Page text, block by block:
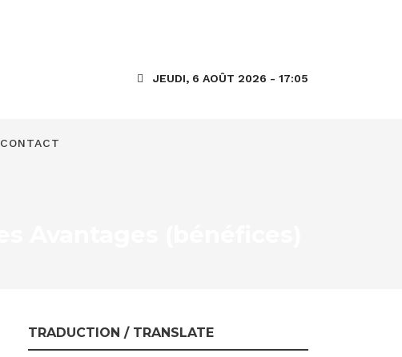
JEUDI, 6 AOÛT 2026 - 17:05
CONTACT
TRADUCTION / TRANSLATE